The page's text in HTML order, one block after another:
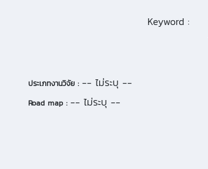
Keyword :
ประเภทงานวิจัย : -- ไม่ระบุ --
Road map : -- ไม่ระบุ --